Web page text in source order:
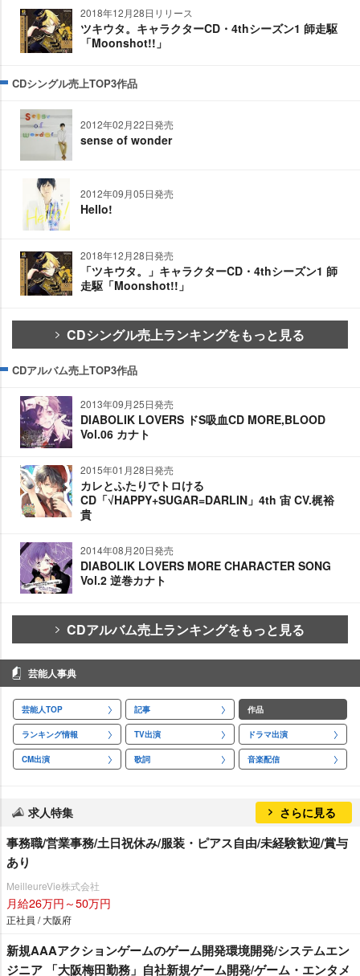
2018年12月28日リリース
ツキウタ。キャラクターCD・4thシーズン1 師走駆
「Moonshot!!」
CDシングル売上TOP3作品
2012年02月22日発売
sense of wonder
2012年09月05日発売
Hello!
2018年12月28日発売
「ツキウタ。」キャラクターCD・4thシーズン1 師
走駆「Moonshot!!」
CDシングル売上ランキングをもっと見る
CDアルバム売上TOP3作品
2013年09月25日発売
DIABOLIK LOVERS ドS吸血CD MORE,BLOOD
Vol.06 カナト
2015年01月28日発売
カレとふたりでトロける
CD「√HAPPY+SUGAR=DARLIN」4th 宙 CV.梶裕
貴
2014年08月20日発売
DIABOLIK LOVERS MORE CHARACTER SONG
Vol.2 逆巻カナト
CDアルバム売上ランキングをもっと見る
芸能人事典
芸能人TOP 記事 作品
ランキング情報 TV出演 ドラマ出演
CM出演 歌詞 音楽配信
求人特集 さらに見る
事務職/営業事務/土日祝休み/服装・ピアス自由/未経験歓迎/賞与
あり
MeilleureVie株式会社
月給26万円～50万円
正社員 / 大阪府
新規AAAアクションゲームのゲーム開発環境開発/システムエン
ジニア 「大阪梅田勤務」自社新規ゲーム開発/ゲーム・エンタメ